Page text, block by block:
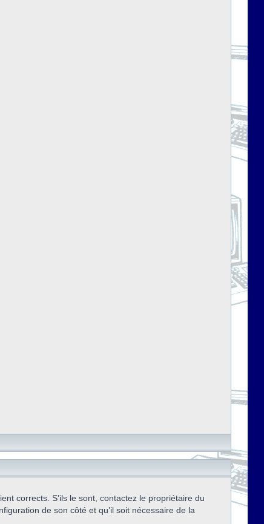
corrects. S’ils le sont, contactez le propriétaire du
de son côté et qu’il soit nécessaire de la